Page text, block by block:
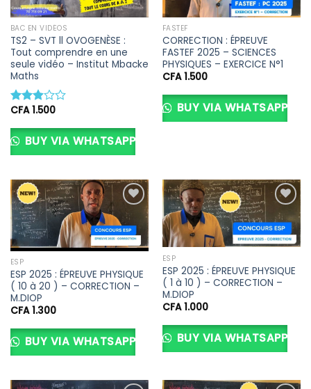
Ajouter
à la liste
BAC EN VIDÉOS
TS2 – SVT ll OVOGENÈSE :
Tout comprendre en une
seule vidéo – Institut Mbacke
Maths
Note
sur 5
CFA1.500
BUY VIA WHATSAPP
Ajouter
à la liste
FASTEF
CORRECTION : ÉPREUVE
FASTEF 2025 – SCIENCES
PHYSIQUES – EXERCICE N°1
CFA1.500
BUY VIA WHATSAPP
Ajouter
à la liste
ESP
ESP 2025 : ÉPREUVE PHYSIQUE
( 10 à 20 ) – CORRECTION –
M.DIOP
CFA1.300
BUY VIA WHATSAPP
Ajouter
à la liste
ESP
ESP 2025 : ÉPREUVE PHYSIQUE
( 1 à 10 ) – CORRECTION –
M.DIOP
CFA1.000
BUY VIA WHATSAPP